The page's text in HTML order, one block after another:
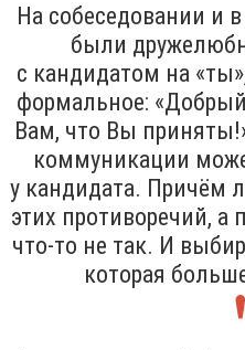
На собеседовании и
были
с кандидатом на
формальное:
Вам, что Вы
коммуникации
у кандидата. Причём
этих противоречий, а
что-то не так. И
которая